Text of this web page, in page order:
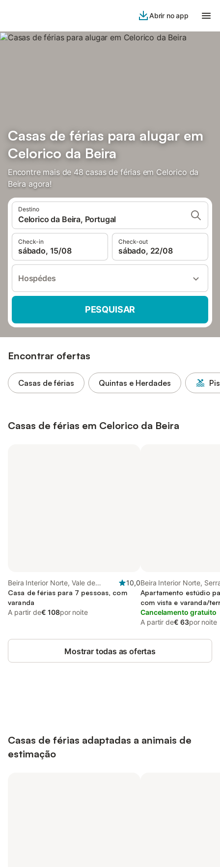
Abrir no app
Casas de férias para alugar em
Celorico da Beira
Encontre mais de 48 casas de férias em Celorico da
Beira agora!
Destino
Celorico da Beira, Portugal
Check-in
sábado, 15/08
Check-out
sábado, 22/08
Hospédes
PESQUISAR
Encontrar ofertas
Casas de férias Quintas e Herdades
Casas de férias em Celorico da Beira
Beira Interior Norte, Vale de
Azares
10,0
Casa de férias para 7 pessoas, com
varanda
A partir de€ 108por noite
Beira Interior Norte,
Estrela
Apartamento estúdio
com vista e varanda/
Cancelamento gratuito
A partir de€ 63por noite
Mostrar todas as ofertas
Casas de férias adaptadas a animais de
estimação